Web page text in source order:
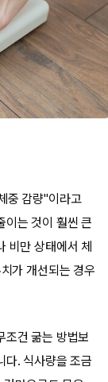
중 감량"이라고
이는 것이 훨씬 큰
비만 상태에서 체
가 개선되는 경우
조건 굶는 방법보
다. 식사량을 조금